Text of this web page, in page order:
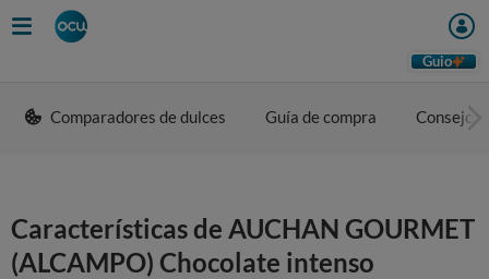
Guio
Comparadores de dulces Guía de compra Consejos
Características de AUCHAN GOURMET
(ALCAMPO) Chocolate intenso